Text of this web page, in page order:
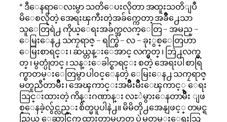
* ဒီေနရာေလးမွာ သတိေပးလိုတာ အထူးသတိျပဳ
မိေစလိုတဲ့ အေရးၾကီးတဲ့အခ်က္ကေတာ့ အခ်ိဳ႕ေသာ
သူေတြရဲ႕ ကိုယ္ေရးအခ်က္အလက္ေတြ – အမည္ –
ေမြးေန႕ သကၠရာဇ္ – ရက္စြဲ – လ – ခုႏွစ္ေတြဟာ
ေမြးစာရင္း ၊ ဆယ္တန္းေအာင္ လက္မွတ္ ၊ ဘြဲ႕လက္မွ
တ္ ၊ မွတ္ပုံတင္ ၊ သန္းေခါင္စာရင္း စတဲ့ အေရးပါ စာရြ
က္စာတမ္းေတြမွာ ပါ၀င္ေနတဲ့ ေမြးေန႕ သကၠရာဇ္
မတူညီတာမ်ိဳး ၊ အေၾကာင္းအမ်ိဳးမ်ိဳးေၾကာင့္ ေရး
သြင္းထားတဲ့ ကိန္းဂဏာန္း လႊဲမွားေနတာမ်ိဳး ျဖ
စ္ေနခဲ့လွ်င္လည္း စိတ္မပူပါနဲ႕။ မိမိတို႕အေနျဖင့္ တမင္ရ
ည္ရြယ္ ေဆာင္ရြက္ ထားတာမဟုတ္ ပဲ မွတ္တမ္းေရးသြ